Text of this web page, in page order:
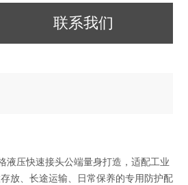
联系我们
液压快速接头公端量身打造，适配工业
放、长途运输、日常保养的专用防护配